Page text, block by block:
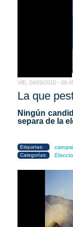
VIE, 24/09/2010 -
La que
Ningún
separa de la
Etiquetas:
Categorías: